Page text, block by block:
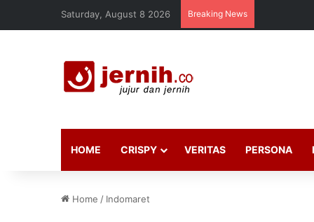
Saturday, August 8 2026 Breaking News
HOME CRISPY VERITAS PERSONA
Home / Indomaret